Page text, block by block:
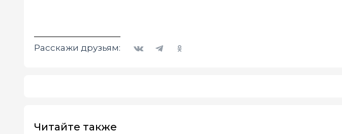
Расскажи друзьям:
Читайте также